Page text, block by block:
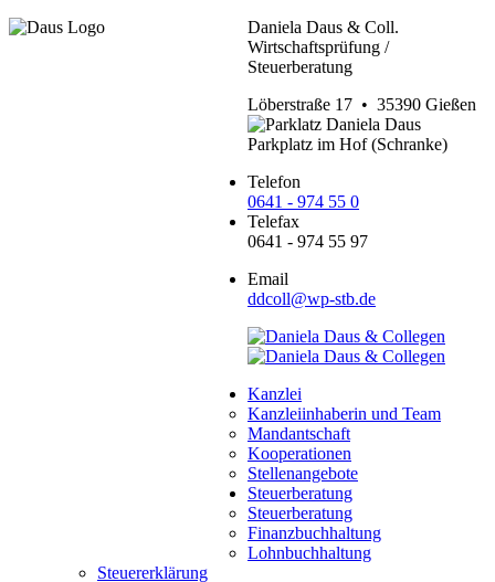
Daniela Daus & Coll.
Wirtschaftsprüfung /
Steuerberatung
Löberstraße 17 • 35390 Gießen
Parkplatz im Hof (Schranke)
Telefon
0641 - 974 55 0
Telefax
0641 - 974 55 97
Email
ddcoll@wp-stb.de
Kanzlei
Kanzleiinhaberin und Team
Mandantschaft
Kooperationen
Stellenangebote
Steuerberatung
Steuerberatung
Finanzbuchhaltung
Lohnbuchhaltung
Steuererklärung